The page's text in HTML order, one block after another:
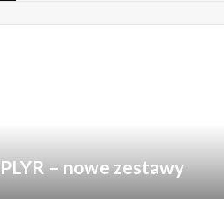
PLYR – nowe zestawy